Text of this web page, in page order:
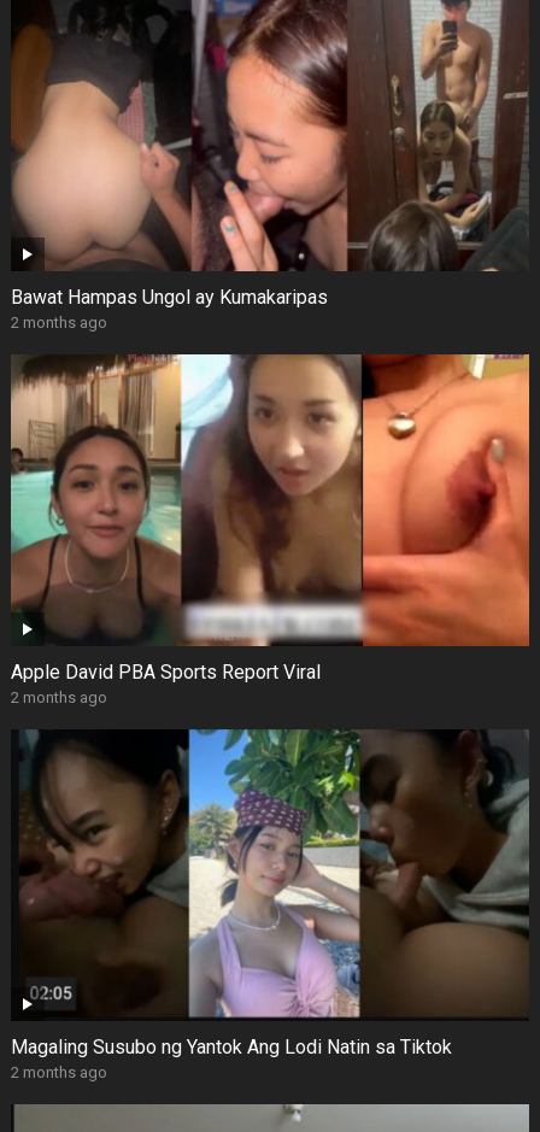
Bawat Hampas Ungol ay Kumakaripas
2 months ago
Apple David PBA Sports Report Viral
2 months ago
Magaling Susubo ng Yantok Ang Lodi Natin sa Tiktok
2 months ago